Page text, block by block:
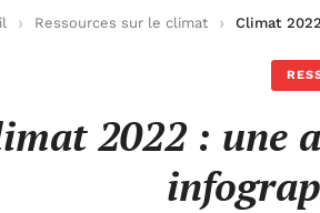
Ressources sur le climat Climat
2022 : une